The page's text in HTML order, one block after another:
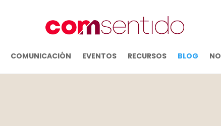
COMUNICACIÓN EVENTOS RECURSOS BLOG